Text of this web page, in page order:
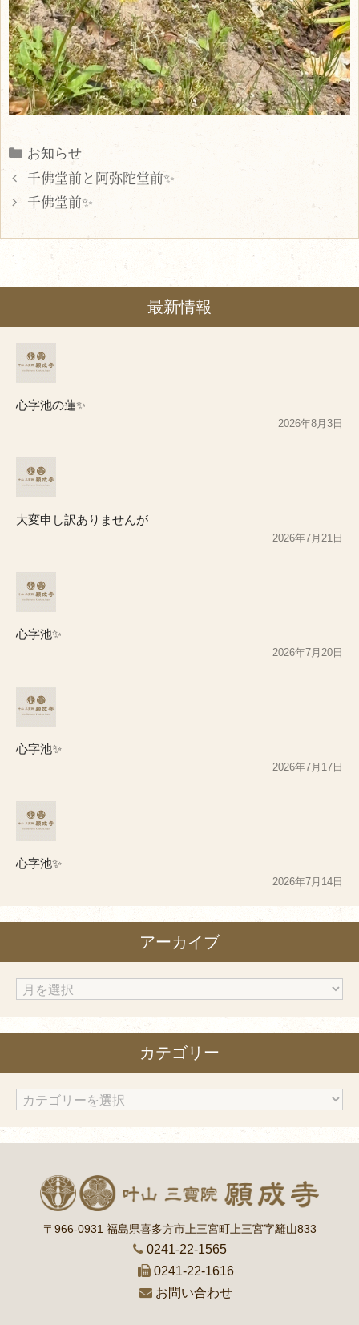
Categories
お知らせ
千佛堂前と阿弥陀堂前✨
千佛堂前✨
最新情報
心字池の蓮✨
2026年8月3日
大変申し訳ありませんが
2026年7月21日
心字池✨
2026年7月20日
心字池✨
2026年7月17日
心字池✨
2026年7月14日
アーカイブ
ア
カ
ブ
カテゴリー
カ
ゴ
〒966-0931 福島県喜多方市上三宮町上三宮字籬山833
0241-22-1565
0241-22-1616
お問い合わせ